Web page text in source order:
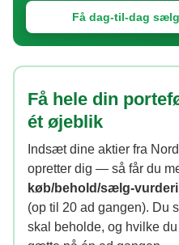
Få dag-til-dag
Få hele din
ét øjeblik
Indsæt dine aktier fra
opretter dig — så får du
køb/behold/sælg-
(op til 20 ad gangen). Du
skal beholde, og hvilke